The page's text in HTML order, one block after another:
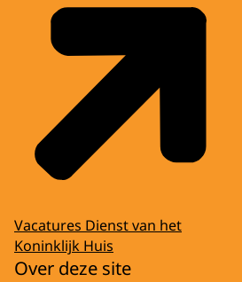
Vacatures Dienst van het
Koninklijk Huis
Over deze site